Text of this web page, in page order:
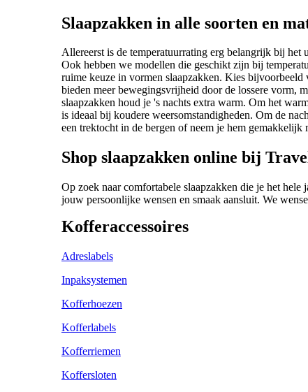
Slaapzakken in alle soorten en
Allereerst is de temperatuurrating erg belangrijk bij het
Ook hebben we modellen die geschikt zijn bij
ruime keuze in vormen slaapzakken. Kies
bieden meer bewegingsvrijheid door de lossere vorm,
slaapzakken houd je 's nachts extra warm. Om het
is ideaal bij koudere weersomstandigheden. Om de
een trektocht in de bergen of neem je hem gemakkelijk
Shop slaapzakken online bij
Op zoek naar comfortabele slaapzakken die je het
jouw persoonlijke wensen en smaak aansluit. We
Kofferaccessoires
Adreslabels
Inpaksystemen
Kofferhoezen
Kofferlabels
Kofferriemen
Koffersloten